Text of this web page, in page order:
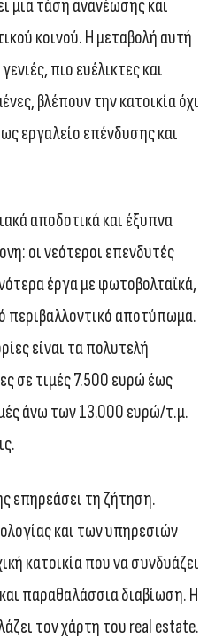
μια τάση ανανέωσης και
κοινού. Η μεταβολή αυτή
πιο ευέλικτες και
βλέπουν την κατοικία όχι
εργαλείο επένδυσης και
αποδοτικά και έξυπνα
οι νεότεροι επενδυτές
έργα με φωτοβολταϊκά,
περιβαλλοντικό αποτύπωμα.
είναι τα πολυτελή
σε τιμές 7.500 ευρώ έως
άνω των 13.000 ευρώ/τ.μ.
επηρεάσει τη ζήτηση.
και των υπηρεσιών
κατοικία που να συνδυάζει
παραθαλάσσια διαβίωση. Η
τον χάρτη του real estate.